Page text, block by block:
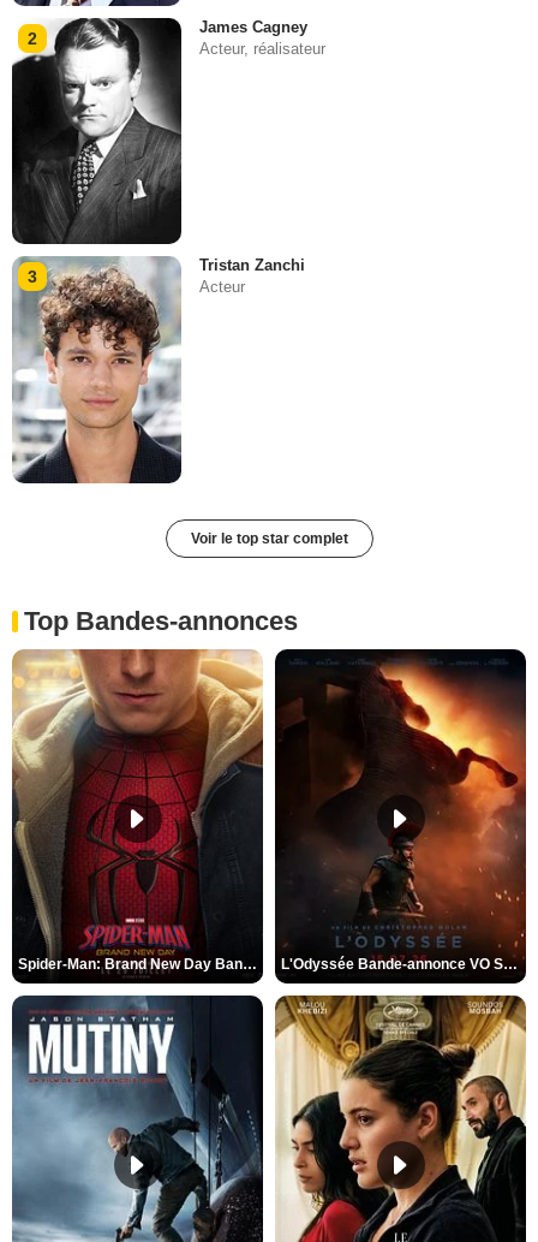
2
James Cagney
Acteur, réalisateur
3
Tristan Zanchi
Acteur
Voir le top star complet
Top Bandes-annonces
Spider-Man: Brand New Day Bande-annonce VO STFR L'Odyssée Bande-annonce VO STFR